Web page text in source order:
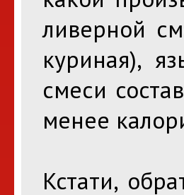
ливерной
куриная),
смеси
менее
Кстати,